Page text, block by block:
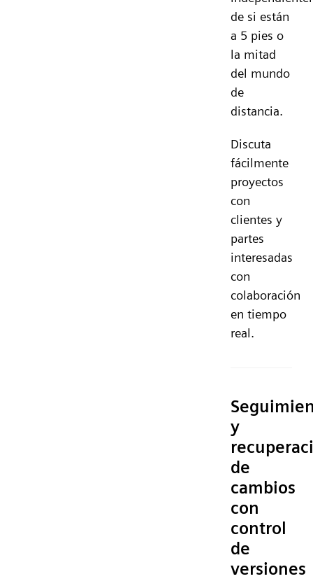
de si están
a 5 pies o
la mitad
del mundo
de
distancia.
Discuta
fácilmente
proyectos
con
clientes y
partes
interesadas
con
colaboración
en tiempo
real.
y
de
cambios
con
control
de
versiones